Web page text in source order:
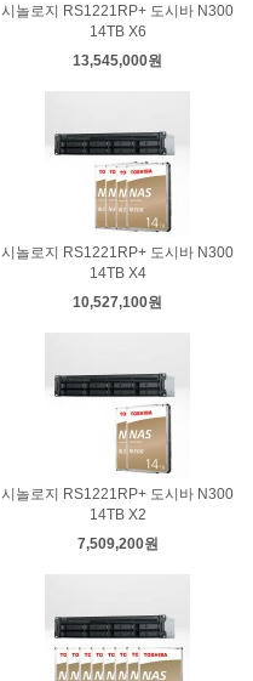
시놀로지 RS1221RP+ 도시바 N300
14TB X6
13,545,000원
시놀로지 RS1221RP+ 도시바 N300
14TB X4
10,527,100원
시놀로지 RS1221RP+ 도시바 N300
14TB X2
7,509,200원